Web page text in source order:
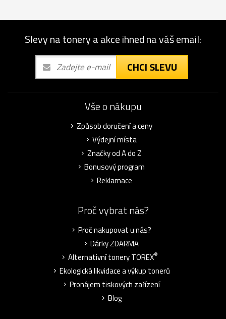
Slevy na tonery a akce ihned na váš email:
CHCI SLEVU
Vše o nákupu
Způsob doručení a ceny
Výdejní místa
Značky od A do Z
Bonusový program
Reklamace
Proč vybrat nás?
Proč nakupovat u nás?
Dárky ZDARMA
Alternativní tonery TOREX®
Ekologická likvidace a výkup tonerů
Pronájem tiskových zařízení
Blog